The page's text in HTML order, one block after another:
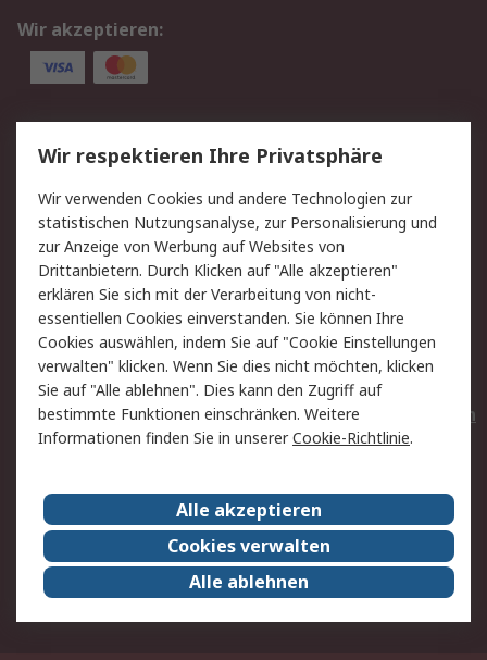
Wir akzeptieren:
Service
Value Added Services
Lieferlösungen
Rücksendungen
Kontakt
Hilfe
Privatkunden
Rechtliches
AGB
Datenschutz
Cookie-Richtlinie
Zahlungsbedingungen
Copyright/Impressum
Entsorgung
Elektrogeräte/Batterien
RS weltweit
Karriere bei RS
Nachhaltigkeit
Qualität/Umwelt/ZertifikatePresse-Center
Event-Center
Wir respektieren Ihre Privatsphäre
Wir verwenden Cookies und andere Technologien zur
statistischen Nutzungsanalyse, zur Personalisierung und
zur Anzeige von Werbung auf Websites von
Drittanbietern. Durch Klicken auf "Alle akzeptieren"
erklären Sie sich mit der Verarbeitung von nicht-
essentiellen Cookies einverstanden. Sie können Ihre
Cookies auswählen, indem Sie auf "Cookie Einstellungen
verwalten" klicken. Wenn Sie dies nicht möchten, klicken
Sie auf "Alle ablehnen". Dies kann den Zugriff auf
bestimmte Funktionen einschränken. Weitere
Informationen finden Sie in unsererCookie-Richtlinie.
Alle akzeptieren
Cookies verwalten
Alle ablehnen